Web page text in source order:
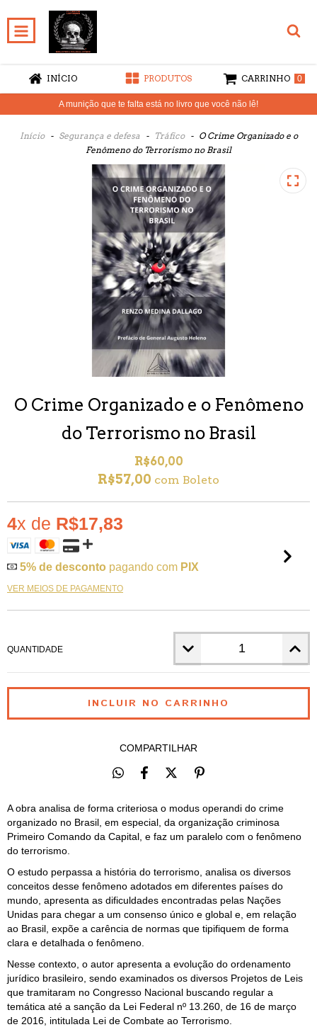
INÍCIO PRODUTOS CARRINHO 0
A munição que te falta está no livro que você não lê!
Início - Segurança e defesa - Tráfico -
O Crime Organizado e o
Fenômeno do Terrorismo no Brasil
O Crime Organizado e o Fenômeno
do Terrorismo no Brasil
R$60,00
R$57,00 com Boleto
4x de R$17,83
5% de desconto pagando com PIX
VER MEIOS DE PAGAMENTO
QUANTIDADE
COMPARTILHAR
A obra analisa de forma criteriosa o modus operandi do crime
organizado no Brasil, em especial, da organização criminosa
Primeiro Comando da Capital, e faz um paralelo com o fenômeno
do terrorismo.
O estudo perpassa a história do terrorismo, analisa os diversos
conceitos desse fenômeno adotados em diferentes países do
mundo, apresenta as dificuldades encontradas pelas Nações
Unidas para chegar a um consenso único e global e, em relação
ao Brasil, expõe a carência de normas que tipifiquem de forma
clara e detalhada o fenômeno.
Nesse contexto, o autor apresenta a evolução do ordenamento
jurídico brasileiro, sendo examinados os diversos Projetos de Leis
que tramitaram no Congresso Nacional buscando regular a
temática até a sanção da Lei Federal nº 13.260, de 16 de março
de 2016, intitulada Lei de Combate ao Terrorismo.